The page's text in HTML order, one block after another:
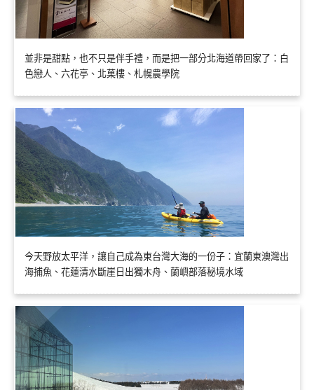
並非是甜點，也不只是伴手禮，而是把一部分北海道帶回家了：白
色戀人、六花亭、北菓樓、札幌農學院
今天野放太平洋，讓自己成為東台灣大海的一份子：宜蘭東澳灣出
海捕魚、花蓮清水斷崖日出獨木舟、蘭嶼部落秘境水域